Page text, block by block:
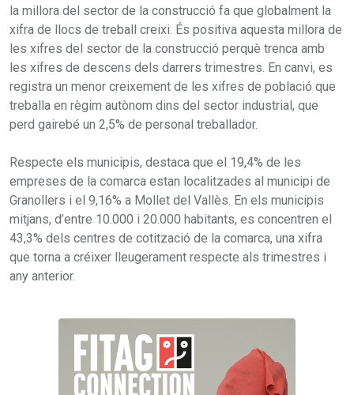
la millora del sector de la construcció fa que globalment la
xifra de llocs de treball creixi. És positiva aquesta millora de
les xifres del sector de la construcció perquè trenca amb
les xifres de descens dels darrers trimestres. En canvi, es
registra un menor creixement de les xifres de població que
treballa en règim autònom dins del sector industrial, que
perd gairebé un 2,5% de personal treballador.
Respecte els municipis, destaca que el 19,4% de les
empreses de la comarca estan localitzades al municipi de
Granollers i el 9,16% a Mollet del Vallès. En els municipis
mitjans, d’entre 10.000 i 20.000 habitants, es concentren el
43,3% dels centres de cotització de la comarca, una xifra
que torna a créixer lleugerament respecte als trimestres i
any anterior.